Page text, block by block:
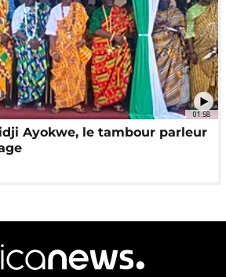
01:58
Ayokwe, le tambour parleur